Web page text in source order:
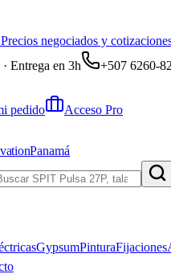
negociados y
Entrega en 3h
+507 6260-
pedido Acceso Pro
Panamá
GypsumPinturaFijaciones